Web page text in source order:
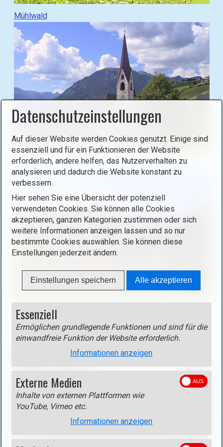
:
e
e
u
g
)
:
Mühlwald
G
e
h
e
z
u
(
g
o
:
Ahornach
e
h
e
u
g
o
)
Weissenbach
Datenschutzeinstellungen
Auf dieser Website werden Cookies genutzt. Einige sind
essenziell und für ein Funktionieren der Website
erforderlich, andere helfen, das Nutzerverhalten zu
analysieren und dadurch die Website konstant zu
verbessern.
Hier sehen Sie eine Übersicht der potenziell
verwendeten Cookies. Sie können alle Cookies
akzeptieren, ganzen Kategorien zustimmen oder sich
weitere Informationen anzeigen lassen und so nur
bestimmte Cookies auswählen. Sie können diese
Einstellungen jederzeit ändern.
Einstellungen speichern Alle akzeptieren
Essenziell
Ermöglichen grundlegende Funktionen und sind für die
einwandfreie Funktion der Website erforderlich.
Informationen anzeigen
Externe Medien
Inhalte von externen Plattformen wie
YouTube, Vimeo etc.
Informationen anzeigen